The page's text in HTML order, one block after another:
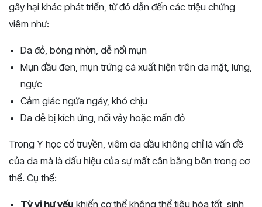
gây hại khác phát triển, từ đó dẫn đến các triệu chứng
viêm như:
Da đỏ, bóng nhờn, dễ nổi mụn
Mụn đầu đen, mụn trứng cá xuất hiện trên da mặt, lưng,
ngực
Cảm giác ngứa ngáy, khó chịu
Da dễ bị kích ứng, nổi vảy hoặc mẩn đỏ
Trong Y học cổ truyền, viêm da dầu không chỉ là vấn đề
của da mà là dấu hiệu của sự mất cân bằng bên trong cơ
thể. Cụ thể:
Tỳ vị hư yếu khiến cơ thể không thể tiêu hóa tốt, sinh